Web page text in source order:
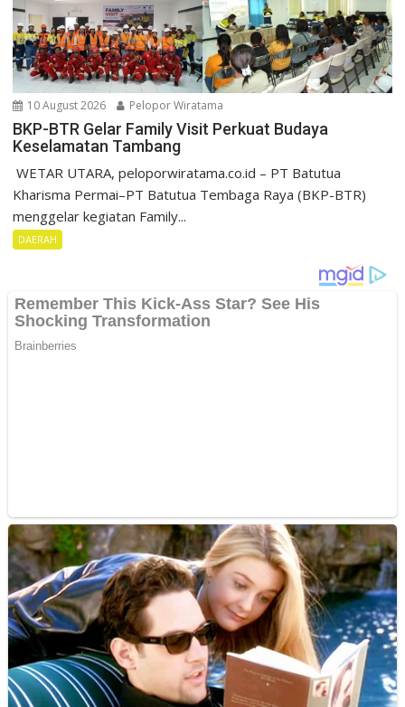
10 August 2026 Pelopor Wiratama
BKP-BTR Gelar Family Visit Perkuat Budaya
Keselamatan Tambang
‎ ‎WETAR UTARA, peloporwiratama.co.id – PT Batutua
Kharisma Permai–PT Batutua Tembaga Raya (BKP-BTR)
menggelar kegiatan Family...
DAERAH